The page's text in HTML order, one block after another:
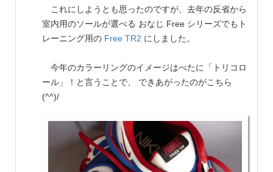
これにしようとも思ったのですが、去年の反省から
室内用のソールが選べる おなじ Free シリーズでもト
レーニング用の Free TR2 にしました。
今年のカラーリングのイメージはべたに「トリコロ
ール」！と言うことで、 できあがったのがこちら
(^^)/